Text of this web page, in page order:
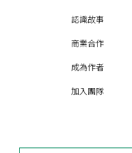
認識故事
商業合作
成為作者
加入團隊